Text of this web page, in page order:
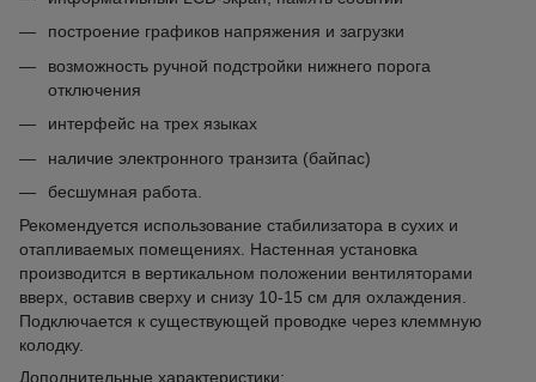
построение графиков напряжения и загрузки
возможность ручной подстройки нижнего порога
отключения
интерфейс на трех языках
наличие электронного транзита (байпас)
бесшумная работа.
Рекомендуется использование стабилизатора в сухих и
отапливаемых помещениях. Настенная установка
производится в вертикальном положении вентиляторами
вверх, оставив сверху и снизу 10-15 см для охлаждения.
Подключается к существующей проводке через клеммную
колодку.
Дополнительные характеристики: